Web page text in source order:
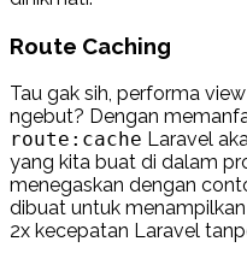
Route Caching
Tau gak sih, performa
ngebut? Dengan
route:cache Laravel
yang kita buat di dalam
menegaskan dengan
dibuat untuk
2x kecepatan Laravel